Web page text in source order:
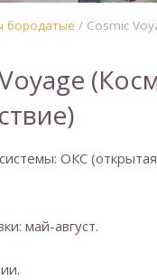
бородатые / Cosmic
ОКС
май-август.